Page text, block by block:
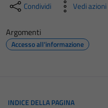
Condividi Vedi azioni
Argomenti
Accesso all'informazione
INDICE DELLA PAGINA